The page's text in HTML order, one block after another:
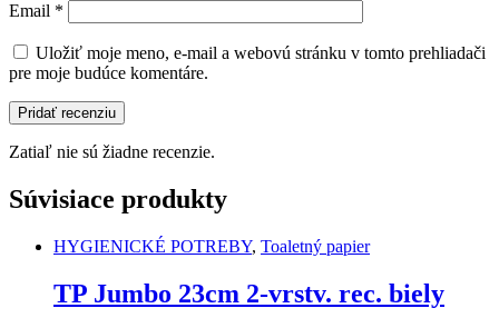
Email *
Uložiť moje meno, e-mail a webovú stránku v tomto prehliadači
pre moje budúce komentáre.
Zatiaľ nie sú žiadne recenzie.
Súvisiace produkty
HYGIENICKÉ POTREBY, Toaletný papier
TP Jumbo 23cm 2-vrstv. rec. biely